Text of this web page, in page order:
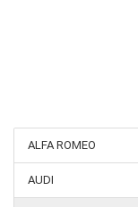
ALFA ROMEO
AUDI